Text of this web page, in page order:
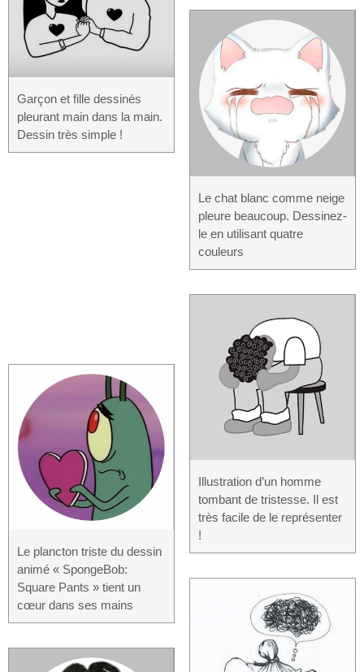
Garçon et fille dessinés
pleurant main dans la main.
Dessin très simple !
Le plancton triste du dessin
animé « SpongeBob:
Square Pants » tient un
cœur dans ses mains
Le chat blanc comme neige
pleure beaucoup. Dessinez-
le en utilisant quatre
couleurs
Illustration d’un homme
tombant de tristesse. Il est
très facile de le représenter
!